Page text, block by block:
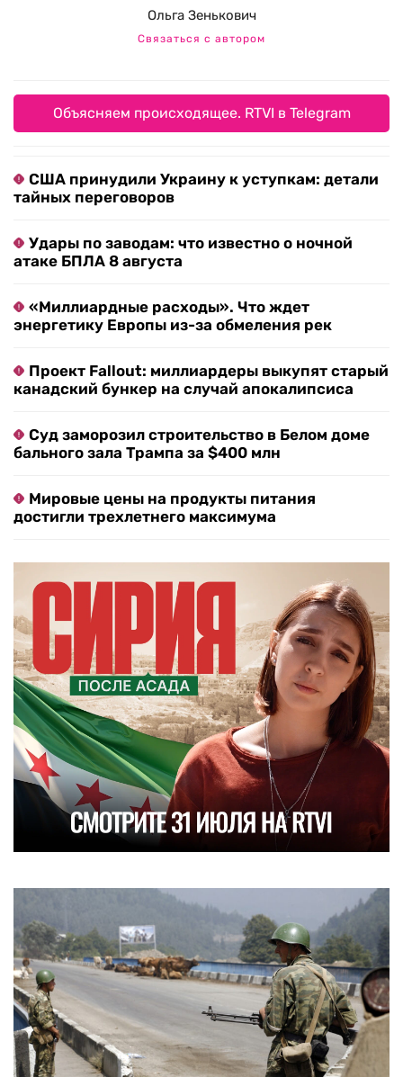
Ольга Зенькович
Связаться с автором
Объясняем происходящее. RTVI в Telegram
США принудили Украину к уступкам: детали
тайных переговоров
Удары по заводам: что известно о ночной
атаке БПЛА 8 августа
«Миллиардные расходы». Что ждет
энергетику Европы из-за обмеления рек
Проект Fallout: миллиардеры выкупят старый
канадский бункер на случай апокалипсиса
Суд заморозил строительство в Белом доме
бального зала Трампа за $400 млн
Мировые цены на продукты питания
достигли трехлетнего максимума